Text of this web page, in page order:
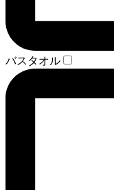
バスタオル